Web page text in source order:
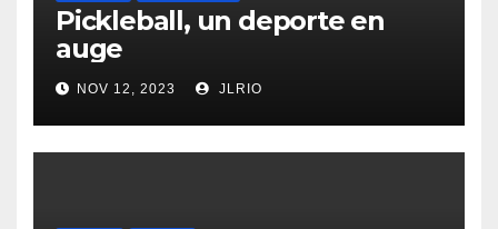
Pickleball, un deporte en
auge
NOV 12, 2023 JLRIO